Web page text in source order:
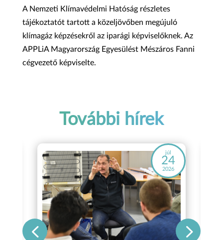
A Nemzeti Klímavédelmi Hatóság részletes
tájékoztatót tartott a közeljövőben megújuló
klímagáz képzésekről az iparági képviselőknek. Az
APPLiA Magyarország Egyesülést Mészáros Fanni
cégvezető képviselte.
További hírek
júl
24
2026